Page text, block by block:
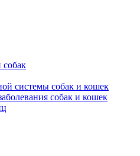
системы собак и кошек
собак и кошек